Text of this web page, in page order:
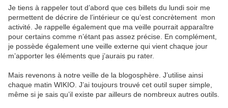
Je tiens à rappeler tout d’abord que ces billets du lundi soir me
permettent de décrire de l’intérieur ce qu’est concrètement mon
activité. Je rappelle également que ma veille pourrait apparaître
pour certains comme n’étant pas assez précise. En complément,
je possède également une veille externe qui vient chaque jour
m’apporter les éléments que j’aurais pu rater.
Mais revenons à notre veille de la blogosphère. J’utilise ainsi
chaque matin WIKIO. J’ai toujours trouvé cet outil super simple,
même si je sais qu’il existe par ailleurs de nombreux autres outils.